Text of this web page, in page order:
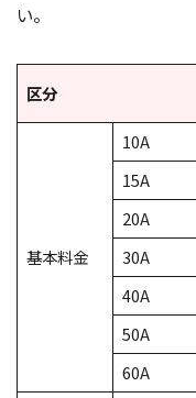
い。
区分
基本料金
10A
15A
20A
30A
40A
50A
60A